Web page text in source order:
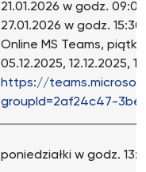
21.01.2026 w godz.
27.01.2026 w godz.
Online MS Teams, piątki
05.12.2025, 12.12.2025,
https://
groupId=2af24c47-
poniedziałki w godz.